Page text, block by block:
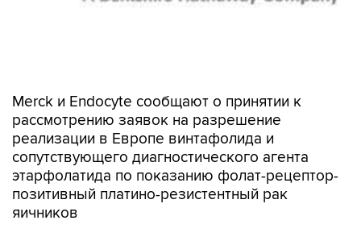
Merck и Endocyte сообщают о принятии к
рассмотрению заявок на разрешение
реализации в Европе винтафолида и
сопутствующего диагностического агента
этарфолатида по показанию фолат-рецептор-
позитивный платино-резистентный рак
яичников